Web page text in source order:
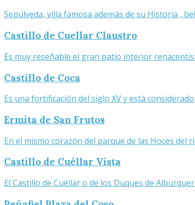
Sepúlveda, villa famosa además de su Historia ,
Castillo de Cuellar Claustro
Es muy reseñable el gran patio interior
Castillo de Coca
Es una fortificación del siglo XV y está
Ermita de San Frutos
En el mismo corazón del parque de las Hoces del
Castillo de Cuéllar Vista
El Castillo de Cuéllar o de los Duques de